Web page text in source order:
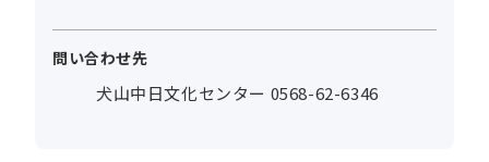
問い合わせ先
犬山中日文化センター 0568-62-6346